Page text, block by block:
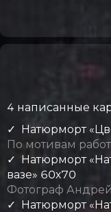
4 написанные
✓ Натюрморт
По мотивам
✓ Натюрморт
вазе» 60х70
Фотограф
✓ Натюрморт